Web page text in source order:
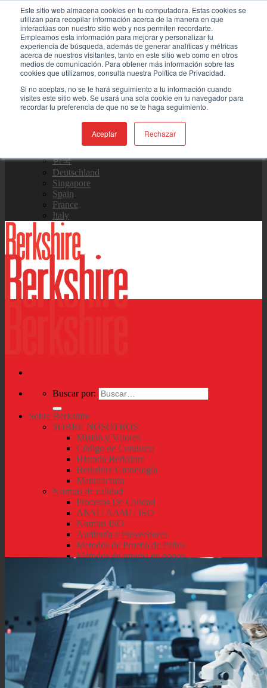
Este sitio web almacena cookies en tu computadora. Estas cookies se
utilizan para recopilar información acerca de la manera en que
interactúas con nuestro sitio web y nos permiten recordarte.
Empleamos esta información para mejorar y personalizar tu
experiencia de búsqueda, además de generar analíticas y métricas
acerca de nuestros visitantes, tanto en este sitio web como en otros
medios de comunicación. Para obtener más información sobre las
cookies que utilizamos, consulta nuestra Política de Privacidad.
Si no aceptas, no se le hará seguimiento a tu información cuando
visites este sitio web. Se usará una sola cookie en tu navegador para
recordar tu preferencia de que no se te haga seguimiento.
Aceptar Rechazar
Skip to content
Contáctenos
Equipo de Ventas
Global
한국
Deutschland
Singapore
Spain
France
Italy
Buscar por:
Sobre Berkshire
SOBRE NOSOTROS
Misión y Valores
Código de Conducta
Historia Berkshire
Berkshire Cronología
Manufactura
Normas de calidad
Procesos De Calidad
ANSI / AAMI / ISO
Normas ISO
Auditoría a Proveedores
Metodos de Prueba de Paños
Métodos de prueba de bonos